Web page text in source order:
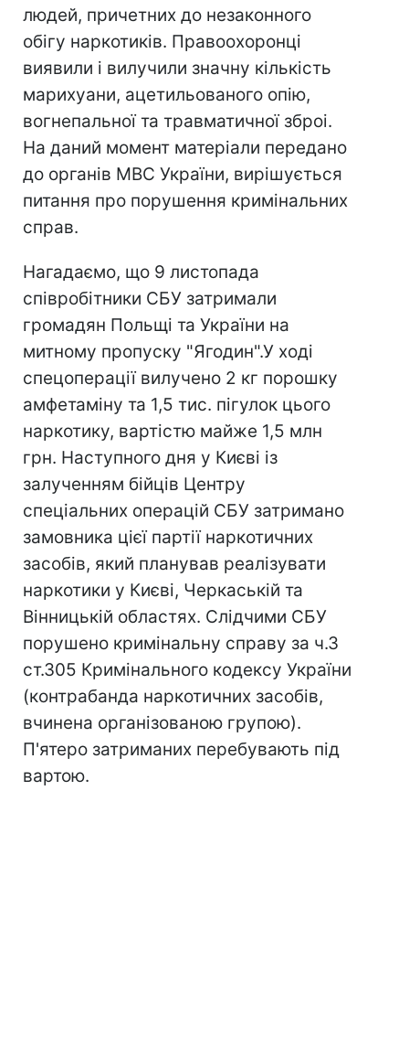
людей, причетних до незаконного
обігу наркотиків. Правоохоронці
виявили і вилучили значну кількість
марихуани, ацетильованого опію,
вогнепальної та травматичної зброі.
На даний момент матеріали передано
до органів МВС України, вирішується
питання про порушення кримінальних
справ.
Нагадаємо, що 9 листопада
співробітники СБУ затримали
громадян Польщі та України на
митному пропуску "Ягодин".У ході
спецоперації вилучено 2 кг порошку
амфетаміну та 1,5 тис. пігулок цього
наркотику, вартістю майже 1,5 млн
грн. Наступного дня у Києві із
залученням бійців Центру
спеціальних операцій СБУ затримано
замовника цієї партії наркотичних
засобів, який планував реалізувати
наркотики у Києві, Черкаській та
Вінницькій областях. Слідчими СБУ
порушено кримінальну справу за ч.3
ст.305 Кримінального кодексу України
(контрабанда наркотичних засобів,
вчинена організованою групою).
П'ятеро затриманих перебувають під
вартою.